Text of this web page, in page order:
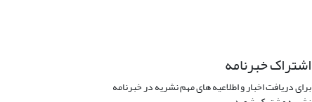
اشتراک خبرنامه
برای دریافت اخبار و اطلاعیه های مهم نشریه در خبرنامه